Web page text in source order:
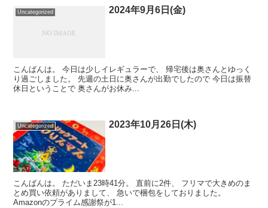
Uncategorized 2024年9月6日(金)
こんばんは。 今日は少しイレギュラーで、 帰宅後は奥さんとゆっく
り過ごしました。 先週の土日に奥さんが出勤でしたので 今日は振替
休日ということで 奥さんがお休み...
Uncategorized 2023年10月26日(木)
こんばんは。 ただいま23時41分。 直前に2件、 フリマで大きめのま
とめ買い依頼がありまして、 急いで梱包をしておりました。
Amazonのプライム感謝祭が1...